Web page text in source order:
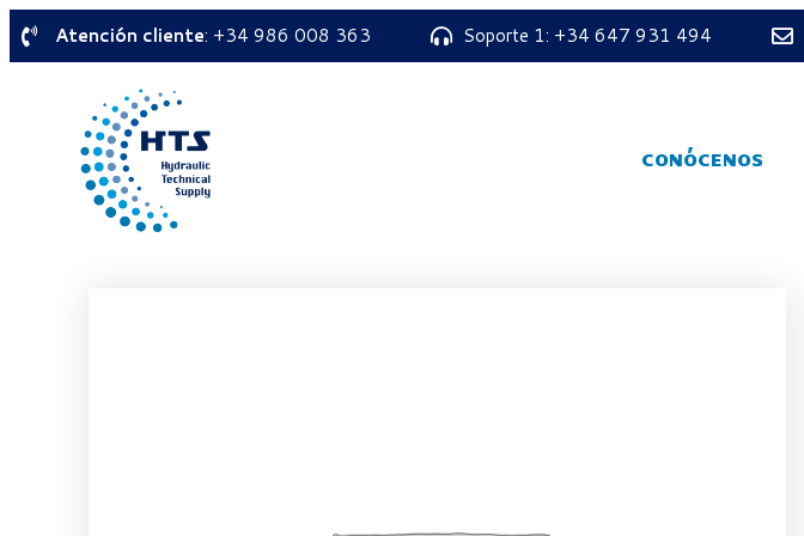
Atención cliente: +34 986 008 363 Soporte 1: +34 647 931 494
CONÓCENOS